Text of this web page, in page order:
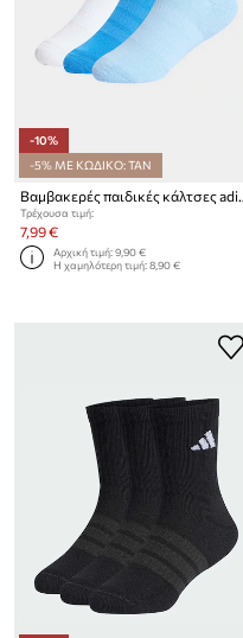
-10%
-5% ΜΕ ΚΩΔΙΚΟ: TAN
Τρέχουσα τιμή:
7,99 €
Αρχική τιμή:9,90 €
Η χαμηλότερη τιμή:8,90 €